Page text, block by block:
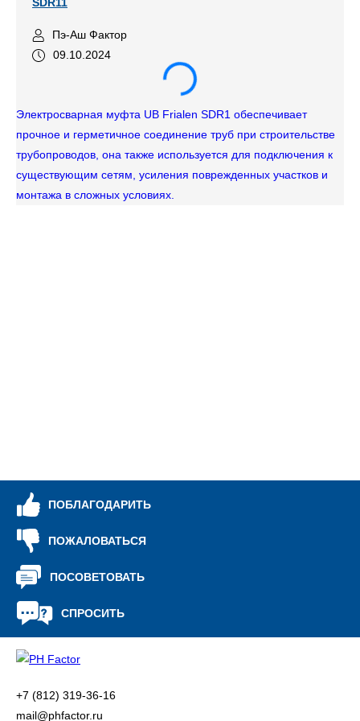
Пэ-Аш Фактор
09.10.2024
Электросварная муфта UB Frialen SDR1 обеспечивает
прочное и герметичное соединение труб при строительстве
трубопроводов, она также используется для подключения к
существующим сетям, усиления поврежденных участков и
монтажа в сложных условиях.
ПОБЛАГОДАРИТЬ
ПОЖАЛОВАТЬСЯ
ПОСОВЕТОВАТЬ
СПРОСИТЬ
+7 (812) 319-36-16
mail@phfactor.ru